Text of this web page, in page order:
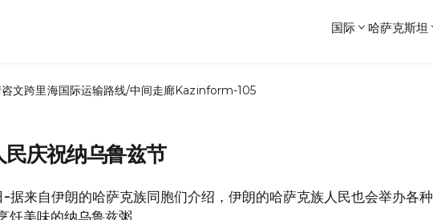
国际 哈萨克斯坦
文跨里海国际运输路线/中间走廊Kazinform-105
庆祝纳乌鲁兹节
来自伊朗的哈萨克族同胞们介绍，伊朗的哈萨克族人民也会举办各种
美味的纳乌鲁兹粥。